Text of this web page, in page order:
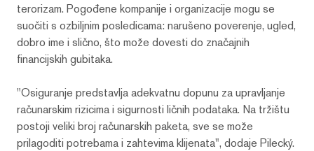
terorizam. Pogođene kompanije i organizacije mogu se
suočiti s ozbiljnim posledicama: narušeno poverenje, ugled,
dobro ime i slično, što može dovesti do značajnih
financijskih gubitaka.
"Osiguranje predstavlja adekvatnu dopunu za upravljanje
računarskim rizicima i sigurnosti ličnih podataka. Na tržištu
postoji veliki broj računarskih paketa, sve se može
prilagoditi potrebama i zahtevima klijenata", dodaje Pilecký.